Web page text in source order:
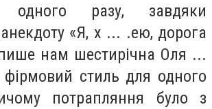
разу, завдяки
«Я, х ... .ею, дорога
пише нам шестирічна Оля ...
стиль для одного
потрапляння було з